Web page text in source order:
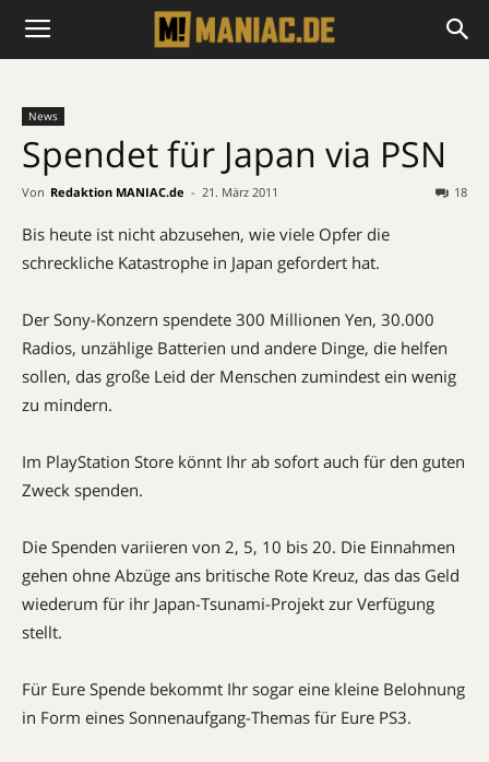
News
Spendet für Japan via PSN
Von Redaktion MANIAC.de - 21. März 2011 18
Bis heute ist nicht abzusehen, wie viele Opfer die
schreckliche Katastrophe in Japan gefordert hat.
Der Sony-Konzern spendete 300 Millionen Yen, 30.000
Radios, unzählige Batterien und andere Dinge, die helfen
sollen, das große Leid der Menschen zumindest ein wenig
zu mindern.
Im PlayStation Store könnt Ihr ab sofort auch für den guten
Zweck spenden.
Die Spenden variieren von 2, 5, 10 bis 20. Die Einnahmen
gehen ohne Abzüge ans britische Rote Kreuz, das das Geld
wiederum für ihr Japan-Tsunami-Projekt zur Verfügung
stellt.
Für Eure Spende bekommt Ihr sogar eine kleine Belohnung
in Form eines Sonnenaufgang-Themas für Eure PS3.